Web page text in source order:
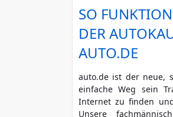
SO
DER
AUTO.DE
auto.de ist der neue,
einfache Weg sein
Internet zu finden
Unsere